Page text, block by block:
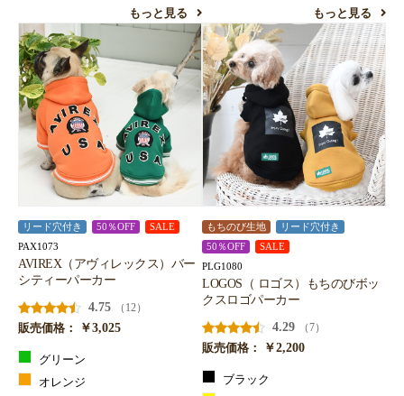
もっと見る もっと見る
リード穴付き 50％OFF SALE
PAX1073
AVIREX（アヴィレックス）バー
シティーパーカー
4.75
（12）
販売価格：
￥3,025
グリーン
オレンジ
もちのび生地
リード穴付き
50％OFF
SALE
PLG1080
LOGOS（ ロゴス）もちのびボッ
クスロゴパーカー
4.29
（7）
販売価格：
￥2,200
ブラック